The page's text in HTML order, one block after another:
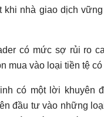
khi nhà giao dịch
có mức sợ rủi ro
mua vào loại tiền tệ
có một lời khuyên
đầu tư vào những